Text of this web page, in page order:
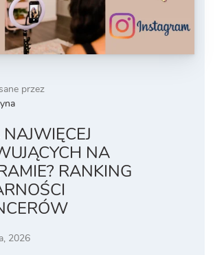
przez
NA
RANKING
2026